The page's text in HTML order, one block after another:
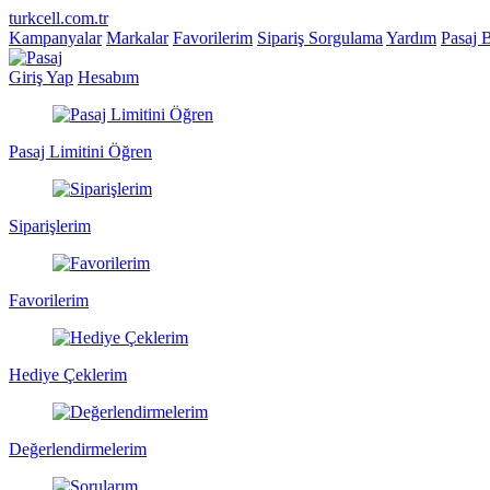
turkcell.com.tr
Kampanyalar Markalar Favorilerim Sipariş Sorgulama Yardım Pasaj
Giriş Yap Hesabım
Pasaj Limitini Öğren
Siparişlerim
Favorilerim
Hediye Çeklerim
Değerlendirmelerim